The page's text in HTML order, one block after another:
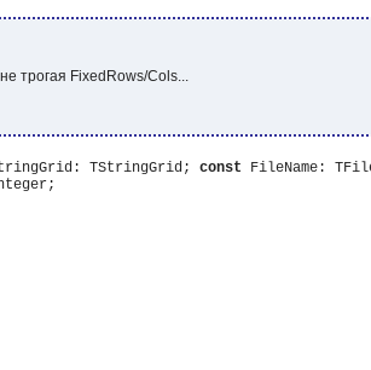
трогая FixedRows/Cols...
TStringGrid; const